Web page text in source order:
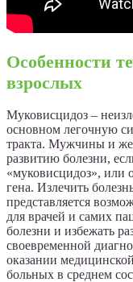
Особенности
взрослых
Муковисцидоз –
основном легочную
тракта. Мужчины и
развитию болезни,
«муковисцидоз», или
гена. Излечить
представляется
для врачей и самих
болезни и избежать
своевременной
оказании
больных в среднем